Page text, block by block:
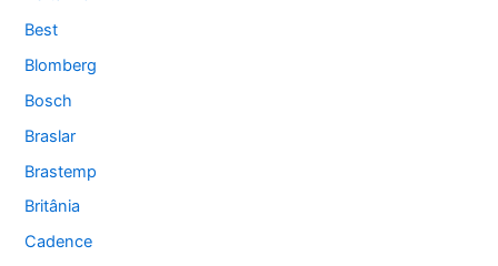
Best
Blomberg
Bosch
Braslar
Brastemp
Britânia
Cadence